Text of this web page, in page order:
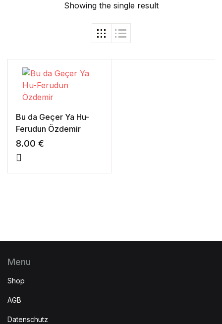
Showing the single result
Bu da Geçer Ya Hu-
Ferudun Özdemir
8.00 €
Menu
Shop
AGB
Datenschutz